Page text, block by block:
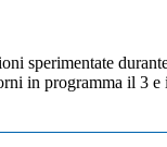
sperimentate
in programma il 3